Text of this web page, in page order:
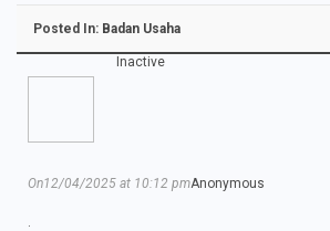
Posted In: Badan Usaha
Inactive
Anonymous
On12/04/2025 at 10:12 pm
.